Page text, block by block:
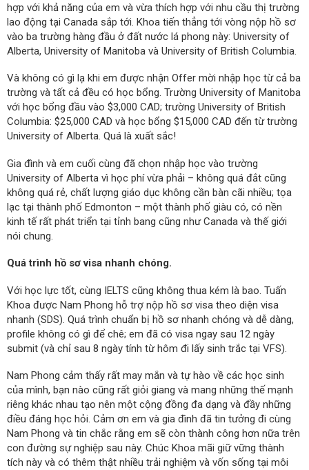
hợp với khả năng của em và vừa thích hợp với nhu cầu thị trường
lao động tại Canada sắp tới. Khoa tiến thẳng tới vòng nộp hồ sơ
vào ba trường hàng đầu ở đất nước lá phong này: University of
Alberta, University of Manitoba và University of British Columbia.
Và không có gì lạ khi em được nhận Offer mời nhập học từ cả ba
trường và tất cả đều có học bổng. Trường University of Manitoba
với học bổng đầu vào $3,000 CAD; trường University of British
Columbia: $25,000 CAD và học bổng $15,000 CAD đến từ trường
University of Alberta. Quá là xuất sắc!
Gia đình và em cuối cùng đã chọn nhập học vào trường
University of Alberta vì học phí vừa phải – không quá đắt cũng
không quá rẻ, chất lượng giáo dục không cần bàn cãi nhiều; tọa
lạc tại thành phố Edmonton – một thành phố giàu có, có nền
kinh tế rất phát triển tại tỉnh bang cũng như Canada và thế giới
nói chung.
Quá trình hồ sơ visa nhanh chóng.
Với học lực tốt, cùng IELTS cũng không thua kém là bao. Tuấn
Khoa được Nam Phong hỗ trợ nộp hồ sơ visa theo diện visa
nhanh (SDS). Quá trình chuẩn bị hồ sơ nhanh chóng và dễ dàng,
profile không có gì để chê; em đã có visa ngay sau 12 ngày
submit (và chỉ sau 8 ngày tính từ hôm đi lấy sinh trắc tại VFS).
Nam Phong cảm thấy rất may mắn và tự hào về các học sinh
của mình, bạn nào cũng rất giỏi giang và mang những thế mạnh
riêng khác nhau tạo nên một cộng đồng đa dạng và đầy những
điều đáng học hỏi. Cảm ơn em và gia đình đã tin tưởng đi cùng
Nam Phong và tin chắc rằng em sẽ còn thành công hơn nữa trên
con đường sự nghiệp sau này. Chúc Khoa mãi giữ vững thành
tích này và có thêm thật nhiều trải nghiệm và vốn sống tại môi